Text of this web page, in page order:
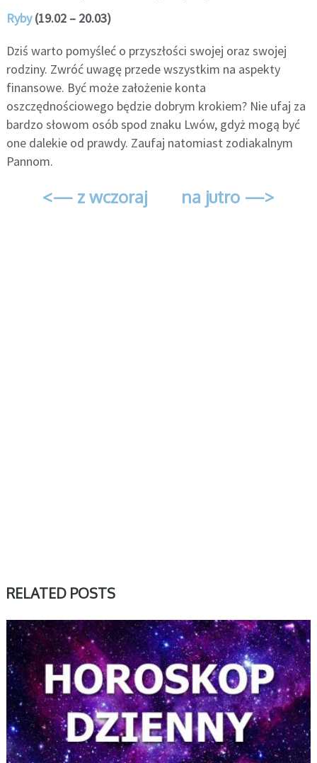
Ryby(19.02 – 20.03)
Dziś warto pomyśleć o przyszłości swojej oraz swojej
rodziny. Zwróć uwagę przede wszystkim na aspekty
finansowe. Być może założenie konta
oszczędnościowego będzie dobrym krokiem? Nie ufaj za
bardzo słowom osób spod znaku Lwów, gdyż mogą być
one dalekie od prawdy. Zaufaj natomiast zodiakalnym
Pannom.
<— z wczoraj na jutro —>
RELATED POSTS
DZIENNY